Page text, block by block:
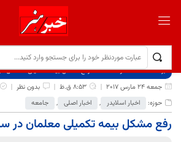
برگ نخست نوشته‌ها
رفع مشکل بیمه تکمیلی معلمان در
جمعه 24 مارس 2017
8:53 ق.ظ بدون نظر
حوزه:
اخبار اسلایدر , اخبار اصلی , جامعه
رفع مشکل بیمه تکمیلی معلمان در سال